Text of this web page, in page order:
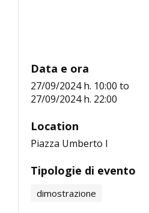
Data e ora
27/09/2024 h. 10:00 to
27/09/2024 h. 22:00
Location
Piazza Umberto I
Tipologie di evento
dimostrazione